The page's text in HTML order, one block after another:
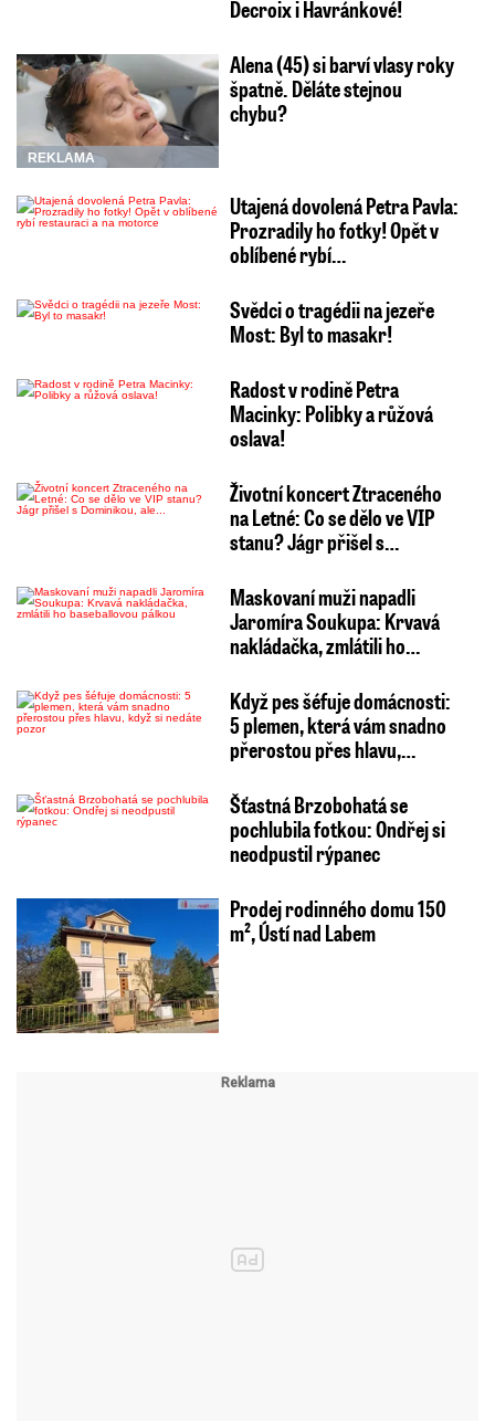
Decroix i Havránkové!
REKLAMA
Alena (45) si barví vlasy roky
špatně. Děláte stejnou
chybu?
Utajená dovolená Petra Pavla:
Prozradily ho fotky! Opět v
oblíbené rybí…
Svědci o tragédii na jezeře
Most: Byl to masakr!
Radost v rodině Petra
Macinky: Polibky a růžová
oslava!
Životní koncert Ztraceného
na Letné: Co se dělo ve VIP
stanu? Jágr přišel s…
Maskovaní muži napadli
Jaromíra Soukupa: Krvavá
nakládačka, zmlátili ho…
Když pes šéfuje domácnosti:
5 plemen, která vám snadno
přerostou přes hlavu,…
Šťastná Brzobohatá se
pochlubila fotkou: Ondřej si
neodpustil rýpanec
Prodej rodinného domu 150
m², Ústí nad Labem